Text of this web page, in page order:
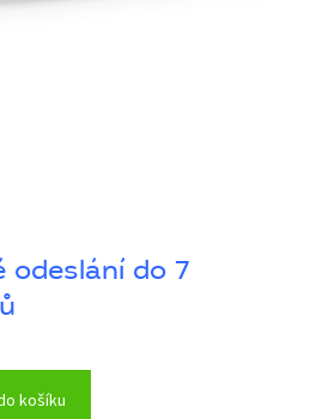
odeslání do 7
košíku